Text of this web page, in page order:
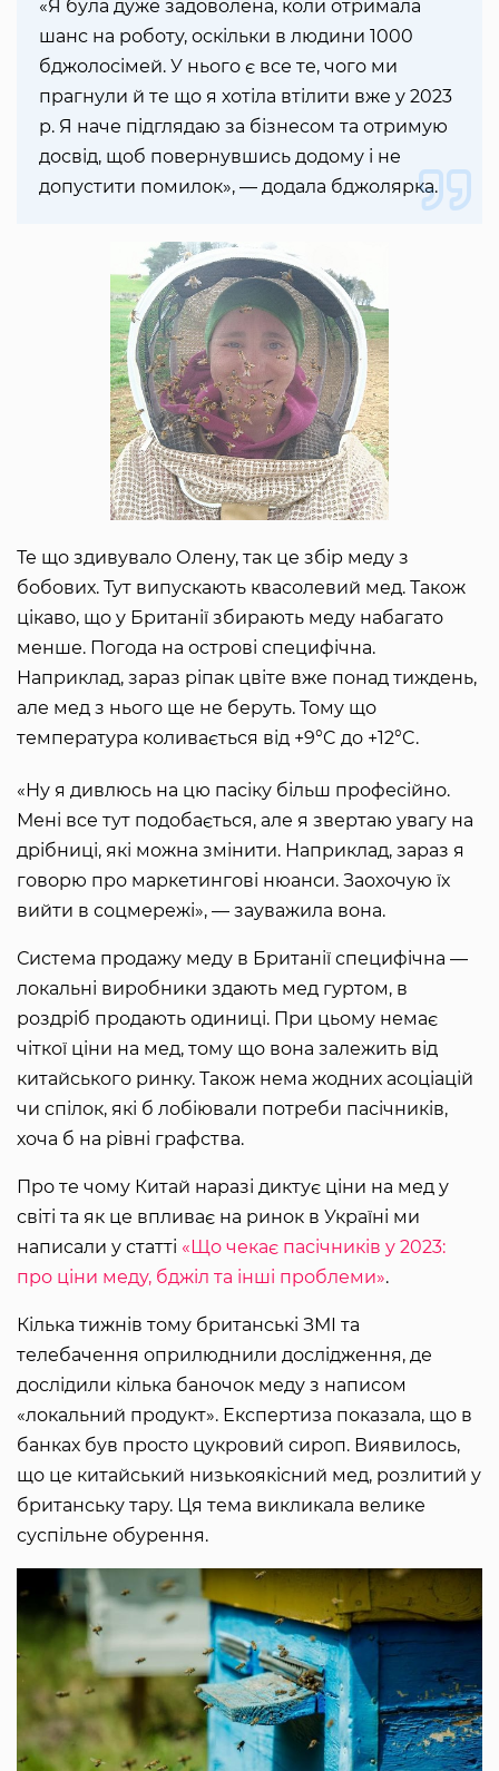
«Я була дуже задоволена, коли отримала
шанс на роботу, оскільки в людини 1000
бджолосімей. У нього є все те, чого ми
прагнули й те що я хотіла втілити вже у 2023
р. Я наче підглядаю за бізнесом та отримую
досвід, щоб повернувшись додому і не
допустити помилок», — додала бджолярка.
Те що здивувало Олену, так це збір меду з
бобових. Тут випускають квасолевий мед. Також
цікаво, що у Британії збирають меду набагато
менше. Погода на острові специфічна.
Наприклад, зараз ріпак цвіте вже понад тиждень,
але мед з нього ще не беруть. Тому що
температура коливається від +9°C до +12°C.
«Ну я дивлюсь на цю пасіку більш професійно.
Мені все тут подобається, але я звертаю увагу на
дрібниці, які можна змінити. Наприклад, зараз я
говорю про маркетингові нюанси. Заохочую їх
вийти в соцмережі», — зауважила вона.
Система продажу меду в Британії специфічна —
локальні виробники здають мед гуртом, в
роздріб продають одиниці. При цьому немає
чіткої ціни на мед, тому що вона залежить від
китайського ринку. Також нема жодних асоціацій
чи спілок, які б лобіювали потреби пасічників,
хоча б на рівні графства.
Про те чому Китай наразі диктує ціни на мед у
світі та як це впливає на ринок в Україні ми
написали у статті «Що чекає пасічників у 2023:
про ціни меду, бджіл та інші проблеми».
Кілька тижнів тому британські ЗМІ та
телебачення оприлюднили дослідження, де
дослідили кілька баночок меду з написом
«локальний продукт». Експертиза показала, що в
банках був просто цукровий сироп. Виявилось,
що це китайський низькоякісний мед, розлитий у
британську тару. Ця тема викликала велике
суспільне обурення.